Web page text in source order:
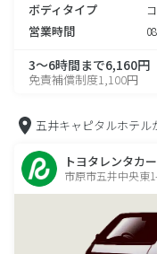
ボディタイプ
営業時間
3～6時間まで6,160円
免責補償制度1,100円
五井キャピタルホテル
トヨタレンタカ
市原市五井中央東